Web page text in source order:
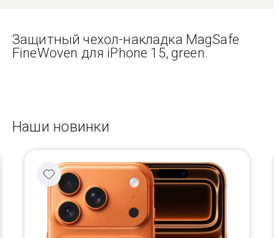
Защитный чехол-накладка MagSafe
FineWoven для iPhone 15, green.
Наши новинки